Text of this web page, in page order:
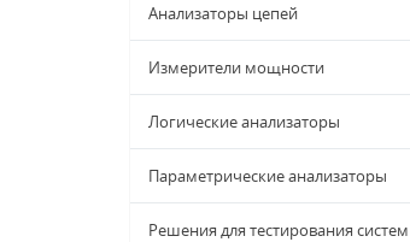
Анализаторы цепей
Измерители мощности
Логические анализаторы
Параметрические анализаторы
Решения для тестирования систем